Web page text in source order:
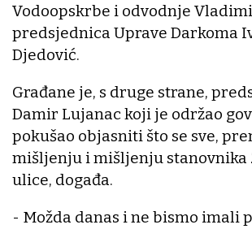
Vodoopskrbe i odvodnje
predsjednica Uprave Darkoma
Djedović.
Građane je, s druge strane,
Damir Lujanac koji je održao
pokušao objasniti što se sve,
mišljenju i mišljenju stanovnika
ulice, događa.
- Možda danas i ne bismo imali